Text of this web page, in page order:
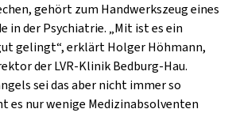
gehört zum Handwerkszeug eines
in der Psychiatrie. „Mit ist es ein
gelingt“, erklärt Holger Höhmann,
der LVR-Klinik Bedburg-Hau.
sei das aber nicht immer so
es nur wenige Medizinabsolventen